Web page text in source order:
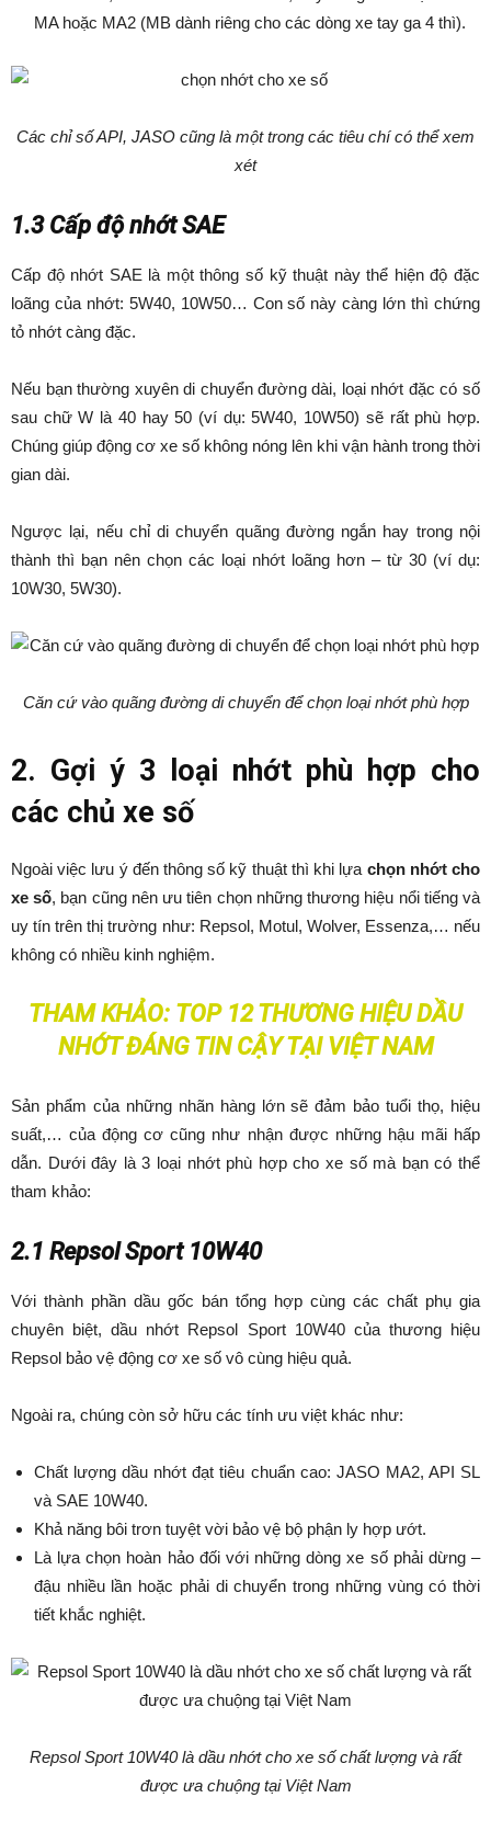
MA hoặc MA2 (MB dành riêng cho các dòng xe tay ga 4 thì).
Các chỉ số API, JASO cũng là một trong các tiêu chí có thể xem
xét
1.3 Cấp độ nhớt SAE
Cấp độ nhớt SAE là một thông số kỹ thuật này thể hiện độ đặc
loãng của nhớt: 5W40, 10W50… Con số này càng lớn thì chứng
tỏ nhớt càng đặc.
Nếu bạn thường xuyên di chuyển đường dài, loại nhớt đặc có số
sau chữ W là 40 hay 50 (ví dụ: 5W40, 10W50) sẽ rất phù hợp.
Chúng giúp động cơ xe số không nóng lên khi vận hành trong thời
gian dài.
Ngược lại, nếu chỉ di chuyển quãng đường ngắn hay trong nội
thành thì bạn nên chọn các loại nhớt loãng hơn – từ 30 (ví dụ:
10W30, 5W30).
Căn cứ vào quãng đường di chuyển để chọn loại nhớt phù hợp
2. Gợi ý 3 loại nhớt phù hợp cho
các chủ xe số
Ngoài việc lưu ý đến thông số kỹ thuật thì khi lựa chọn nhớt cho
xe số, bạn cũng nên ưu tiên chọn những thương hiệu nổi tiếng và
uy tín trên thị trường như: Repsol, Motul, Wolver, Essenza,… nếu
không có nhiều kinh nghiệm.
THAM KHẢO: TOP 12 THƯƠNG HIỆU DẦU
NHỚT ĐÁNG TIN CẬY TẠI VIỆT NAM
Sản phẩm của những nhãn hàng lớn sẽ đảm bảo tuổi thọ, hiệu
suất,… của động cơ cũng như nhận được những hậu mãi hấp
dẫn. Dưới đây là 3 loại nhớt phù hợp cho xe số mà bạn có thể
tham khảo:
2.1 Repsol Sport 10W40
Với thành phần dầu gốc bán tổng hợp cùng các chất phụ gia
chuyên biệt, dầu nhớt Repsol Sport 10W40 của thương hiệu
Repsol bảo vệ động cơ xe số vô cùng hiệu quả.
Ngoài ra, chúng còn sở hữu các tính ưu việt khác như:
Chất lượng dầu nhớt đạt tiêu chuẩn cao: JASO MA2, API SL
và SAE 10W40.
Khả năng bôi trơn tuyệt vời bảo vệ bộ phận ly hợp ướt.
Là lựa chọn hoàn hảo đối với những dòng xe số phải dừng –
đậu nhiều lần hoặc phải di chuyển trong những vùng có thời
tiết khắc nghiệt.
Repsol Sport 10W40 là dầu nhớt cho xe số chất lượng và rất
được ưa chuộng tại Việt Nam